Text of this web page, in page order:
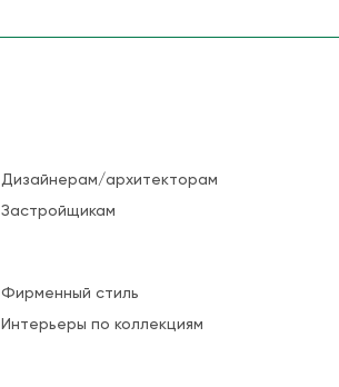
Дизайнерам/архитекторам
Застройщикам
Фирменный стиль
Интерьеры по коллекциям